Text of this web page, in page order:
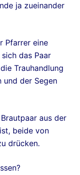
ja zueinander
Pfarrer eine
das Paar
Trauhandlung
und der Segen
aus der
beide von
drücken.